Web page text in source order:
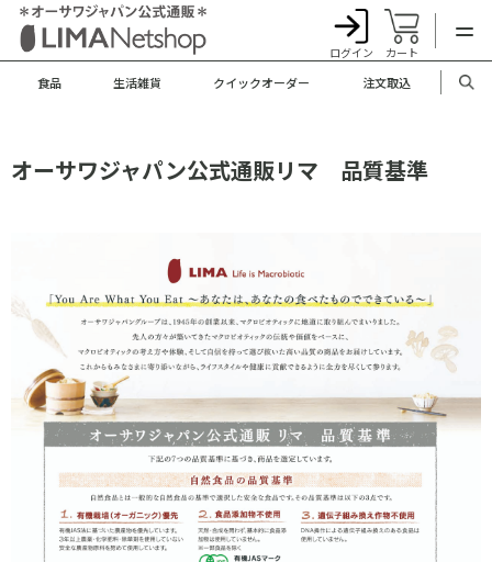
ログイン カート
食品 生活雑貨 クイックオーダー 注文取込
オーサワジャパン公式通販リマ 品質基準